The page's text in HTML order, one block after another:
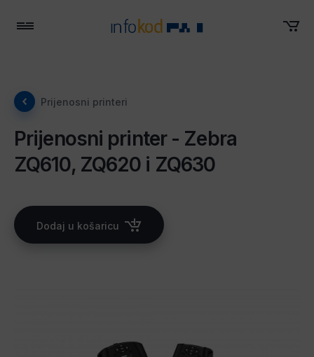
Prijenosni printeri
Prijenosni printer - Zebra
ZQ610, ZQ620 i ZQ630
Dodaj u košaricu